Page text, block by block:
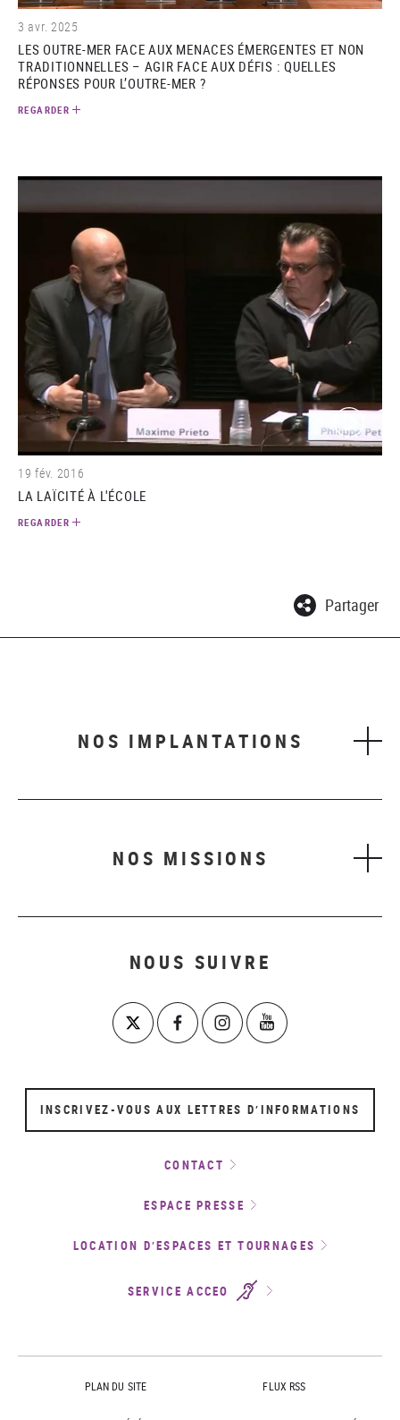
3 avr. 2025
LES OUTRE-MER FACE AUX MENACES ÉMERGENTES ET NON
TRADITIONNELLES – AGIR FACE AUX DÉFIS : QUELLES
RÉPONSES POUR L’OUTRE-MER ?
REGARDER
(video)
19 fév. 2016
LA LAÏCITÉ À L'ÉCOLE
REGARDER
Partager
NOS IMPLANTATIONS
NOS MISSIONS
NOUS SUIVRE
INSCRIVEZ-VOUS AUX LETTRES D’INFORMATIONS
CONTACT
ESPACE PRESSE
LOCATION D’ESPACES ET TOURNAGES
SERVICE ACCEO
PLAN DU SITE FLUX RSS